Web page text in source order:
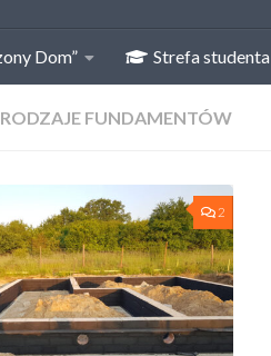
Dom” Strefa studenta
RODZAJE FUNDAMENTÓW
2